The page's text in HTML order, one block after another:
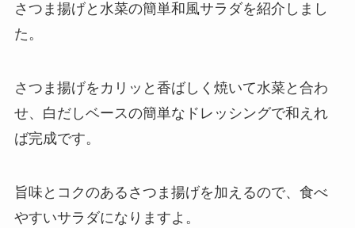
さつま揚げと水菜の簡単和風サラダを紹介しまし
た。
さつま揚げをカリッと香ばしく焼いて水菜と合わ
せ、白だしベースの簡単なドレッシングで和えれ
ば完成です。
旨味とコクのあるさつま揚げを加えるので、食べ
やすいサラダになりますよ。